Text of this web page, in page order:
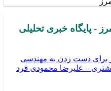
- پایگاه خبری تحلیلی